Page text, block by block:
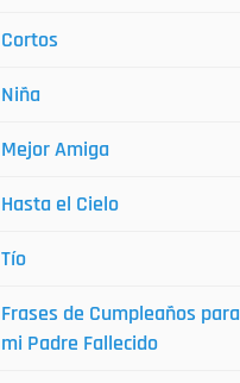
Cortos
Niña
Mejor Amiga
Hasta el Cielo
Tío
Frases de Cumpleaños para
mi Padre Fallecido